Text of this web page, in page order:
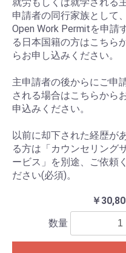
申請者の同行家族として、
Open Work Permitを申請
る日本国籍の方はこちら
らお申し込みください。
主申請者の後からにご申
される場合はこちらから
申込みください。
以前に却下された経歴が
る方は「カウンセリング
ービス」を別途、ご依頼く
ださい(必須)。
￥
数量